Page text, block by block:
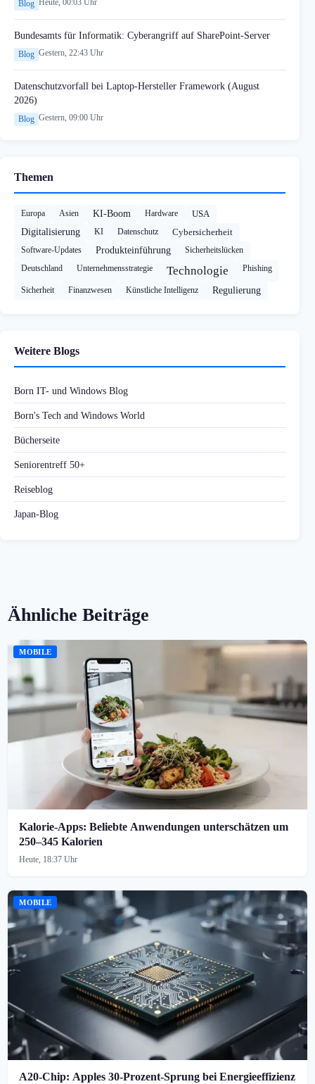
Blog Heute, 00:03 Uhr
Bundesamts für Informatik: Cyberangriff auf SharePoint-Server
Blog Gestern, 22:43 Uhr
Datenschutzvorfall bei Laptop-Hersteller Framework (August
2026)
Blog Gestern, 09:00 Uhr
Themen
Europa Asien KI-Boom Hardware
USA
Digitalisierung
KI Datenschutz Cybersicherheit
Software-Updates Produkteinführung
Sicherheitslücken
Deutschland
Unternehmensstrategie Technologie Phishing
Sicherheit Finanzwesen Künstliche Intelligenz Regulierung
Weitere Blogs
Born IT- und Windows Blog
Born's Tech and Windows World
Bücherseite
Seniorentreff 50+
Reiseblog
Japan-Blog
Ähnliche Beiträge
MOBILE
Kalorie-Apps: Beliebte Anwendungen unterschätzen um
250–345 Kalorien
Heute, 18:37 Uhr
MOBILE
A20-Chip: Apples 30-Prozent-Sprung bei Energieeffizienz